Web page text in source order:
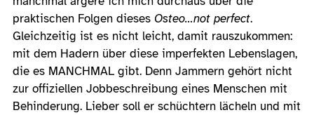
praktischen Folgen dieses Osteo…not perfect.
Gleichzeitig ist es nicht leicht, damit rauszukommen:
mit dem Hadern über diese imperfekten Lebenslagen,
die es MANCHMAL gibt. Denn Jammern gehört nicht
zur offiziellen Jobbeschreibung eines Menschen mit
Behinderung. Lieber soll er schüchtern lächeln und mit